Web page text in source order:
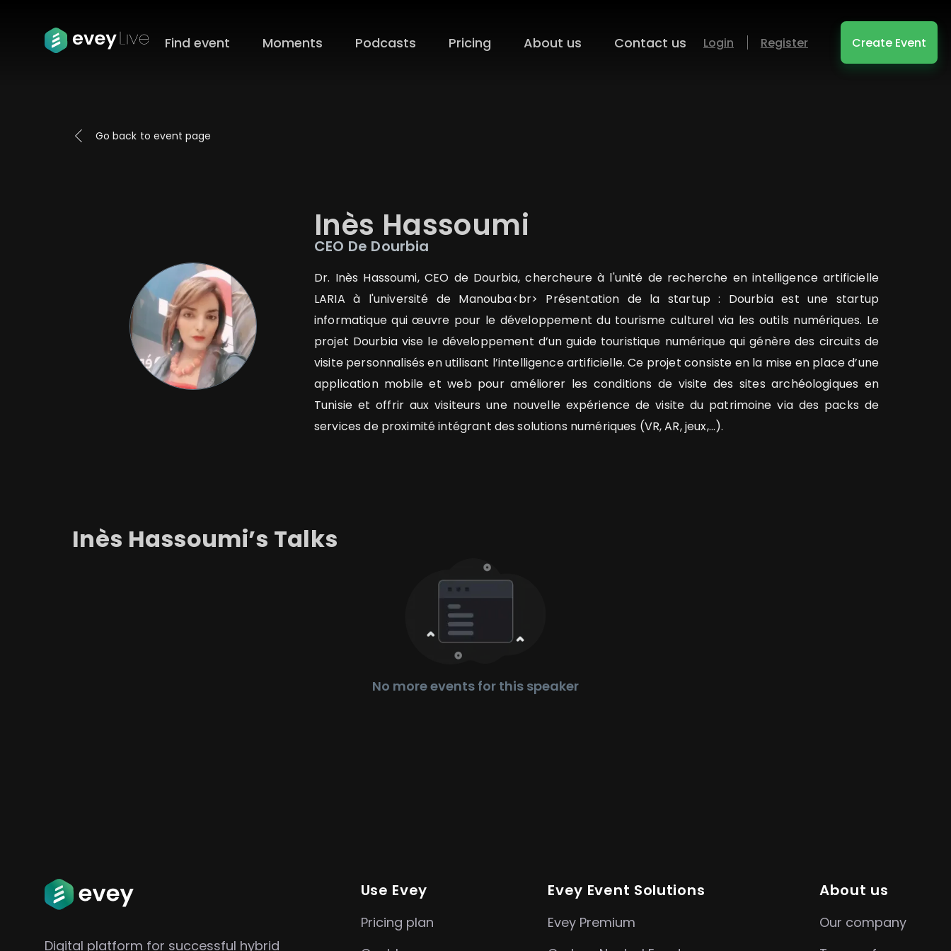
Find event Moments Podcasts Pricing About us Contact us Login Register Create Event
Go back to event page
Inès Hassoumi
CEO De Dourbia
Dr. Inès Hassoumi, CEO de Dourbia, chercheure à l'unité de recherche en intelligence artificielle
LARIA à l'université de Manouba<br> Présentation de la startup : Dourbia est une startup
informatique qui œuvre pour le développement du tourisme culturel via les outils numériques. Le
projet Dourbia vise le développement d’un guide touristique numérique qui génère des circuits de
visite personnalisés en utilisant l’intelligence artificielle. Ce projet consiste en la mise en place d’une
application mobile et web pour améliorer les conditions de visite des sites archéologiques en
Tunisie et offrir aux visiteurs une nouvelle expérience de visite du patrimoine via des packs de
services de proximité intégrant des solutions numériques (VR, AR, jeux,...).
Inès Hassoumi’s Talks
No more events for this speaker
Digital platform for successful hybrid
Use Evey
Pricing plan
Evey Event Solutions
Evey Premium
About us
Our company